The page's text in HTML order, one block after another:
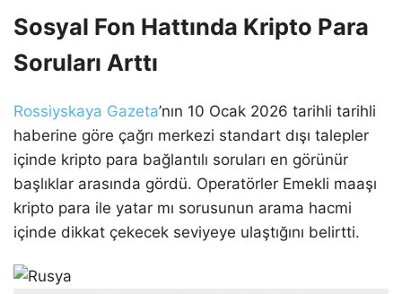
Sosyal Fon Hattında Kripto Para
Soruları Arttı
Rossiyskaya Gazeta’nın 10 Ocak 2026 tarihli tarihli
haberine göre çağrı merkezi standart dışı talepler
içinde kripto para bağlantılı soruları en görünür
başlıklar arasında gördü. Operatörler Emekli maaşı
kripto para ile yatar mı sorusunun arama hacmi
içinde dikkat çekecek seviyeye ulaştığını belirtti.